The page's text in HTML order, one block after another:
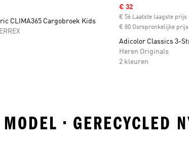
CLIMA365 Cargobroek Kids
Sale price
€ 32
€ 56 Laatste laagste prijs
€ 80 Oorspronkelijke prijs
Adicolor Classics 3-
Heren Originals
2 kleuren
• GERECYCLED